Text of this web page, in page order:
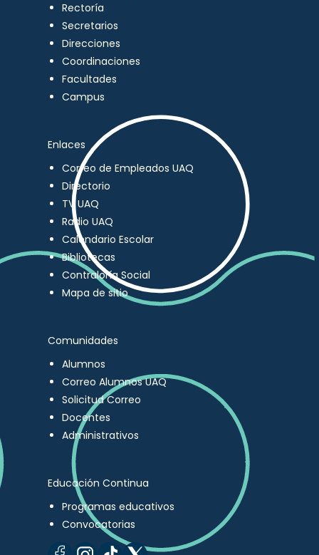
Rectoría
Secretarios
Direcciones
Coordinaciones
Facultades
Campus
Enlaces
Correo de Empleados UAQ
Directorio
TV UAQ
Radio UAQ
Calendario Escolar
Bibliotecas
Contraloría Social
Mapa de sitio
Comunidades
Alumnos
Correo Alumnos UAQ
Solicitud Correo
Docentes
Administrativos
Educación Continua
Programas educativos
Convocatorias